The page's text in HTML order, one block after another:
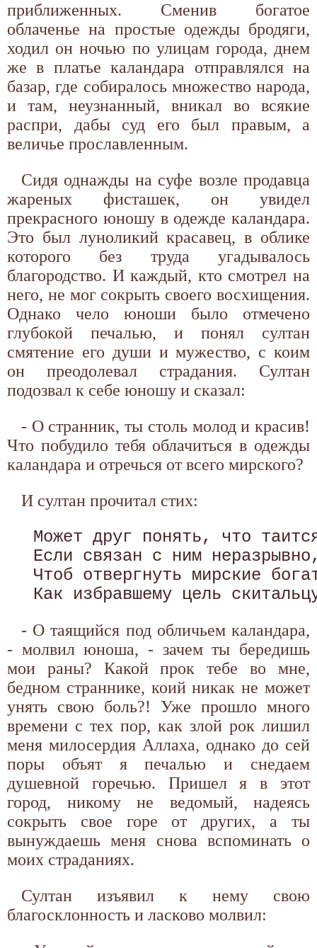
приближенных. Сменив богатое
облаченье на простые одежды бродяги,
ходил он ночью по улицам города, днем
же в платье каландара отправлялся на
базар, где собиралось множество народа,
и там, неузнанный, вникал во всякие
распри, дабы суд его был правым, а
величье прославленным.
Сидя однажды на суфе возле продавца
жареных фисташек, он увидел
прекрасного юношу в одежде каландара.
Это был луноликий красавец, в облике
которого без труда угадывалось
благородство. И каждый, кто смотрел на
него, не мог сокрыть своего восхищения.
Однако чело юноши было отмечено
глубокой печалью, и понял султан
смятение его души и мужество, с коим
он преодолевал страдания. Султан
подозвал к себе юношу и сказал:
- О странник, ты столь молод и красив!
Что побудило тебя облачиться в одежды
каландара и отречься от всего мирского?
И султан прочитал стих:
Может друг понять, что
Если связан с ним
Чтоб отвергнуть мирские
- О таящийся под обличьем каландара,
- молвил юноша, - зачем ты бередишь
мои раны? Какой прок тебе во мне,
бедном страннике, коий никак не может
унять свою боль?! Уже прошло много
времени с тех пор, как злой рок лишил
меня милосердия Аллаха, однако до сей
поры объят я печалью и снедаем
душевной горечью. Пришел я в этот
город, никому не ведомый, надеясь
сокрыть свое горе от других, а ты
вынуждаешь меня снова вспоминать о
моих страданиях.
Султан изъявил к нему свою
благосклонность и ласково молвил: